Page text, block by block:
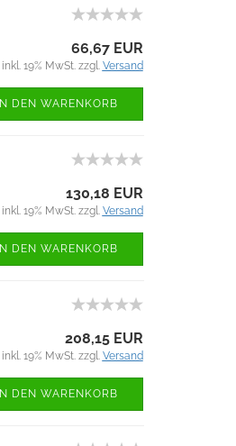
66,67 EUR
inkl. 19% MwSt. zzgl. Versand
IN DEN WARENKORB
130,18 EUR
inkl. 19% MwSt. zzgl. Versand
IN DEN WARENKORB
208,15 EUR
inkl. 19% MwSt. zzgl. Versand
IN DEN WARENKORB